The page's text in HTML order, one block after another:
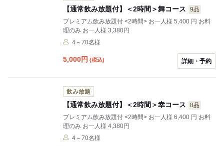
【通常飲み放題付】＜2時間＞舞コース
9品
プレミアム飲み放題付 <2時間> お一人様 5,400 円 お料
理のみ お一人様 3,380円
4～70名様
5,000円 (税込) 詳細・予約
飲み放題
【通常飲み放題付】＜2時間＞幸コース
8品
プレミアム飲み放題付 <2時間> お一人様 6,400 円 お料
理のみ お一人様 4,380円
4～70名様